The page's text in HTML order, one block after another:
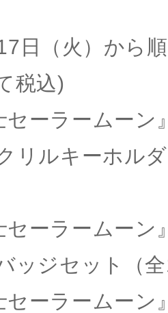
日（火）から
税込)
セーラームー
リルキーホル
セーラームー
ッジセット（
セーラームー